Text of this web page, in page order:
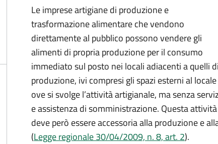
Le imprese artigiane di produzione e
trasformazione alimentare che vendono
direttamente al pubblico possono vendere gli
alimenti di propria produzione per il consumo
immediato sul posto nei locali adiacenti a quelli di
produzione, ivi compresi gli spazi esterni al locale
ove si svolge l’attività artigianale, ma senza
e assistenza di somministrazione. Questa attività
deve però essere accessoria alla produzione e
(Legge regionale 30/04/2009, n. 8, art. 2).